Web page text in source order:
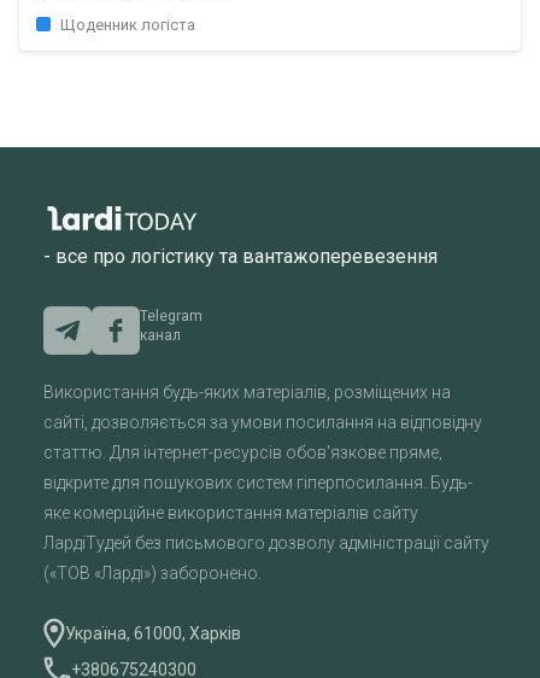
Щоденник логіста
- все про логістику та вантажоперевезення
Telegram
канал
Використання будь-яких матеріалів, розміщених на
сайті, дозволяється за умови посилання на відповідну
статтю. Для інтернет-ресурсів обов'язкове пряме,
відкрите для пошукових систем гіперпосилання. Будь-
яке комерційне використання матеріалів сайту
ЛардіТудей без письмового дозволу адміністрації сайту
(«ТОВ «Ларді») заборонено.
Україна, 61000, Харків
+380675240300